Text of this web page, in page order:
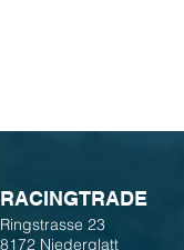
RACINGTRADE
Ringstrasse 23
8172 Niederglatt